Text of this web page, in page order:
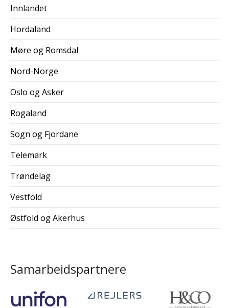
Innlandet
Hordaland
Møre og Romsdal
Nord-Norge
Oslo og Asker
Rogaland
Sogn og Fjordane
Telemark
Trøndelag
Vestfold
Østfold og Akerhus
Samarbeidspartnere